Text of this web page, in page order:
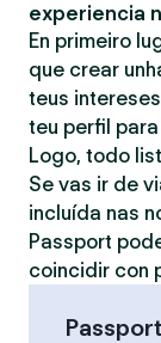
experiencia
En primeiro
que crear
teus
teu perfil
Logo, todo
Se vas ir de
incluída nas
Passport
coincidir con